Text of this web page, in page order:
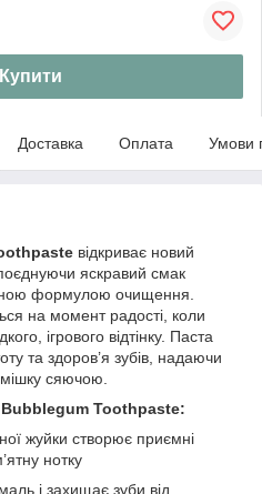
Купити
Доставка Оплата Умови
відкриває новий
яскравий смак
формулою очищення.
на момент радості, коли
ігрового відтінку. Паста
та здоров’я зубів, надаючи
сяючою.
Toothpaste:
жуйки створює приємні
нотку
і захищає зуби від